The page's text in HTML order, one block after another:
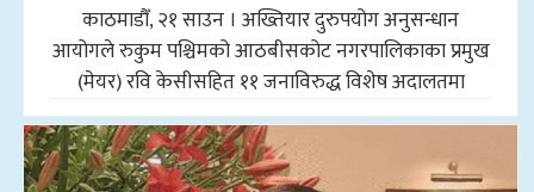
काठमाडौँ, २१ साउन । अख्तियार दुरुपयोग अनुसन्धान
आयोगले रुकुम पश्चिमको आठबीसकोट नगरपालिकाका प्रमुख
(मेयर) रवि केसीसहित ११ जनाविरुद्ध विशेष अदालतमा